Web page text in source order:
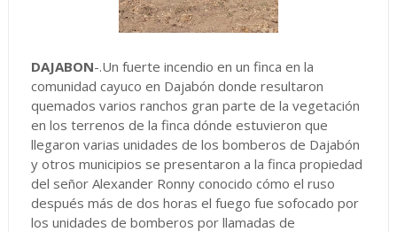
DAJABON-.Un fuerte incendio en un finca en la
comunidad cayuco en Dajabón donde resultaron
quemados varios ranchos gran parte de la vegetación
en los terrenos de la finca dónde estuvieron que
llegaron varias unidades de los bomberos de Dajabón
y otros municipios se presentaron a la finca propiedad
del señor Alexander Ronny conocido cómo el ruso
después más de dos horas el fuego fue sofocado por
los unidades de bomberos por llamadas de